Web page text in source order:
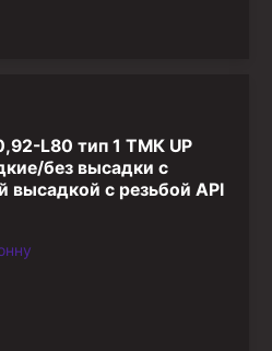
L80 тип 1 ТМК UP
без высадки с
высадкой с резьбой API